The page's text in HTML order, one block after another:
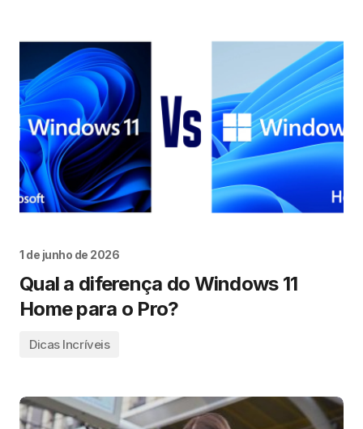
1 de junho de 2026
Qual a diferença do Windows 11
Home para o Pro?
Dicas Incríveis